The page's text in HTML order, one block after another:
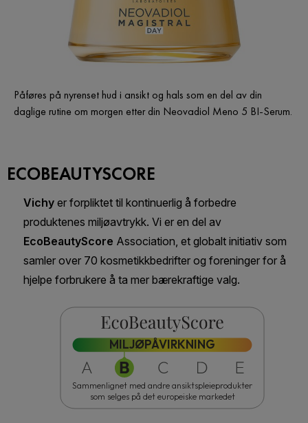
Påføres på nyrenset hud i ansikt og hals som en del av din
daglige rutine om morgen etter din Neovadiol Meno 5 BI-Serum.
ECOBEAUTYSCORE